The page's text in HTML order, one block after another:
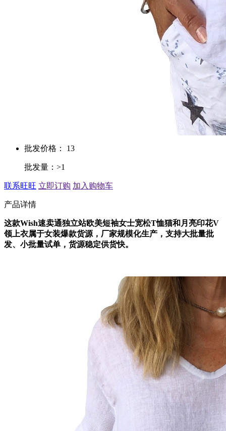
批发价格： 13
批发量：>1
联系旺旺 立即订购 加入购物车
产品详情
这款Wish速卖通独立站欧美短袖女士宽松T恤猫和月亮印花V
领上衣属于女装爆款货源，厂家规模化生产，支持大批量批
发、小批量试单，货源稳定供货快。